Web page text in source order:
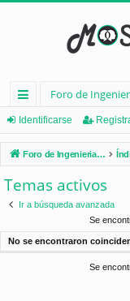
nl
ac
es
rá
d
Foro de
Identificarse
Foro de Ingenieria Civil & Arquitectura
Temas activos
Ir a búsqueda avanzada
Se
No se encontraron
Se